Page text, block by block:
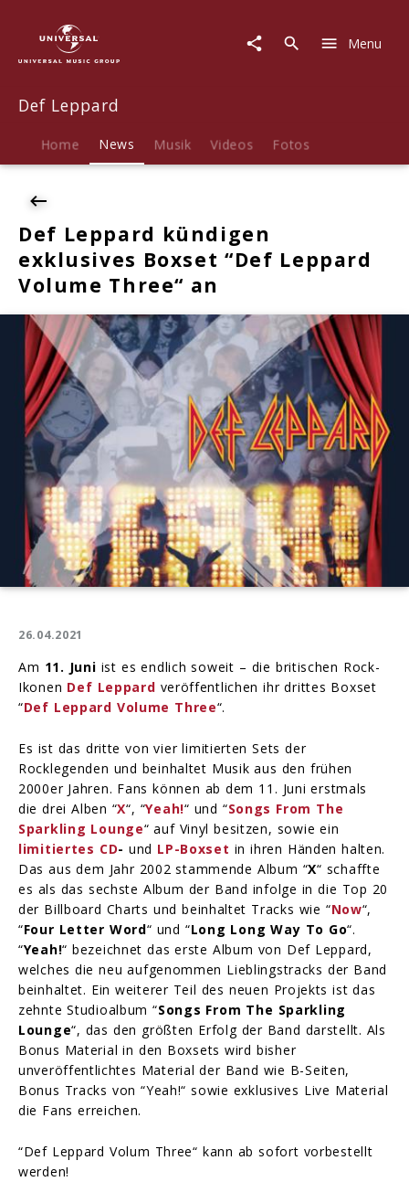
News
Def
kündigen
exklusives
Volume
Three“
Menu
Def Leppard
Home News Musik Videos Fotos
Def Leppard kündigen
exklusives Boxset “Def Leppard
Volume Three“ an
26.04.2021
Am 11. Juni ist es endlich soweit – die britischen Rock-
Ikonen Def Leppard veröffentlichen ihr drittes Boxset
“Def Leppard Volume Three“.
Es ist das dritte von vier limitierten Sets der
Rocklegenden und beinhaltet Musik aus den frühen
2000er Jahren. Fans können ab dem 11. Juni erstmals
die drei Alben “X“, “Yeah!“ und “Songs From The
Sparkling Lounge“ auf Vinyl besitzen, sowie ein
limitiertes CD-und LP-Boxset in ihren Händen halten.
Das aus dem Jahr 2002 stammende Album “X“ schaffte
es als das sechste Album der Band infolge in die Top 20
der Billboard Charts und beinhaltet Tracks wie “Now“,
“Four Letter Word“ und “Long Long Way To Go“.
“Yeah!“ bezeichnet das erste Album von Def Leppard,
welches die neu aufgenommen Lieblingstracks der Band
beinhaltet. Ein weiterer Teil des neuen Projekts ist das
zehnte Studioalbum “Songs From The Sparkling
Lounge“, das den größten Erfolg der Band darstellt. Als
Bonus Material in den Boxsets wird bisher
unveröffentlichtes Material der Band wie B-Seiten,
Bonus Tracks von “Yeah!“ sowie exklusives Live Material
die Fans erreichen.
“Def Leppard Volum Three“ kann ab sofort vorbestellt
werden!